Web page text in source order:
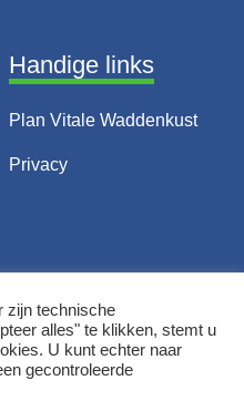
Handige links
Plan Vitale Waddenkust
Privacy
zijn technische
alles" te klikken, stemt u
U kunt echter naar
​​gecontroleerde